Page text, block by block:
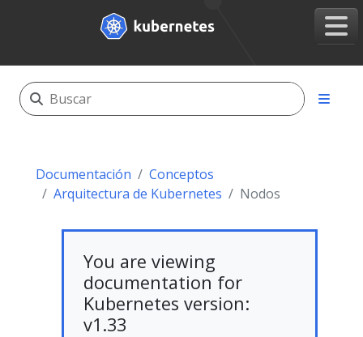
Documentación
Conceptos
Arquitectura de Kubernetes
Nodos
You are viewing
documentation for
Kubernetes version:
v1.33